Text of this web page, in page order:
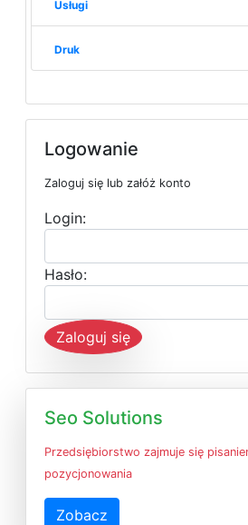
Usługi
Druk
Logowanie
Zaloguj się lub załóż konto
Login:
Hasło:
Zaloguj się
Seo Solutions
Przedsiębiorstwo zajmuje się
pozycjonowania
Zobacz